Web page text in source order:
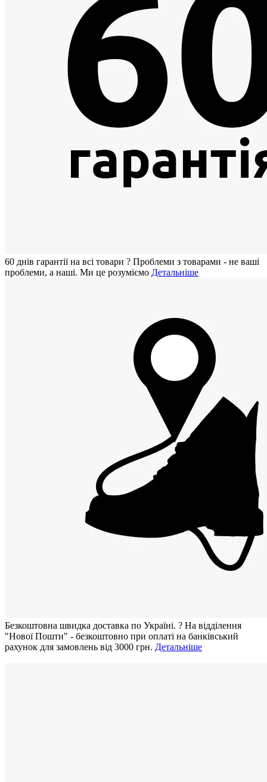
60 днiв гарантії на всi товари ? Проблеми з товарами - не ваші
проблеми, а наші. Ми це розуміємо Детальніше
Безкоштовна швидка доставка по Україні. ? На відділення
"Нової Пошти" - безкоштовно при оплаті на банківський
рахунок для замовлень від 3000 грн. Детальніше